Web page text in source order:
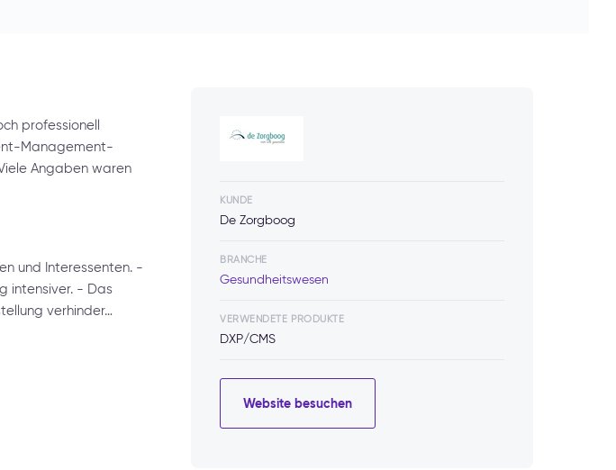
professionell
Management-
Angaben waren
und Interessenten. -
intensiver. - Das
verhinder…
KUNDE
De Zorgboog
BRANCHE
Gesundheitswesen
VERWENDETE PRODUKTE
DXP/CMS
Website besuchen